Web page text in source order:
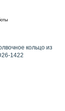
кольцо из
1422